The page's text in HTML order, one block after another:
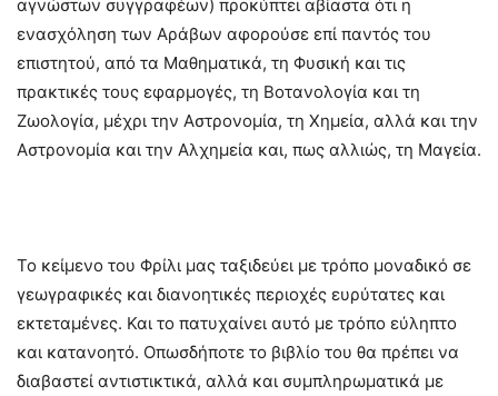
αγνώστων συγγραφέων) προκύπτει αβίαστα ότι η
ενασχόληση των Αράβων αφορούσε επί παντός του
επιστητού, από τα Μαθηματικά, τη Φυσική και τις
πρακτικές τους εφαρμογές, τη Βοτανολογία και τη
Ζωολογία, μέχρι την Αστρονομία, τη Χημεία, αλλά και την
Αστρονομία και την Αλχημεία και, πως αλλιώς, τη Μαγεία.
Το κείμενο του Φρίλι μας ταξιδεύει με τρόπο μοναδικό σε
γεωγραφικές και διανοητικές περιοχές ευρύτατες και
εκτεταμένες. Και το πατυχαίνει αυτό με τρόπο εύληπτο
και κατανοητό. Οπωσδήποτε το βιβλίο του θα πρέπει να
διαβαστεί αντιστικτικά, αλλά και συμπληρωματικά με